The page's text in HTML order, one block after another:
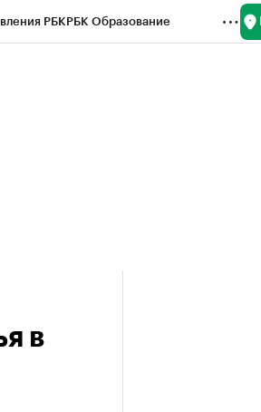
РБКРБК Образование
в